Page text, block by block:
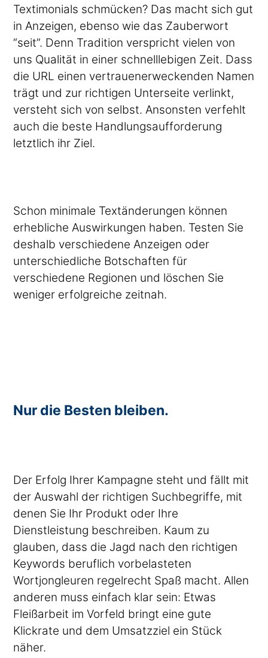
Textimonials schmücken? Das macht sich gut
in Anzeigen, ebenso wie das Zauberwort
“seit”. Denn Tradition verspricht vielen von
uns Qualität in einer schnelllebigen Zeit. Dass
die URL einen vertrauenerweckenden Namen
trägt und zur richtigen Unterseite verlinkt,
versteht sich von selbst. Ansonsten verfehlt
auch die beste Handlungsaufforderung
letztlich ihr Ziel.
Schon minimale Textänderungen können
erhebliche Auswirkungen haben. Testen Sie
deshalb verschiedene Anzeigen oder
unterschiedliche Botschaften für
verschiedene Regionen und löschen Sie
weniger erfolgreiche zeitnah.
Nur die Besten bleiben.
Der Erfolg Ihrer Kampagne steht und fällt mit
der Auswahl der richtigen Suchbegriffe, mit
denen Sie Ihr Produkt oder Ihre
Dienstleistung beschreiben. Kaum zu
glauben, dass die Jagd nach den richtigen
Keywords beruflich vorbelasteten
Wortjongleuren regelrecht Spaß macht. Allen
anderen muss einfach klar sein: Etwas
Fleißarbeit im Vorfeld bringt eine gute
Klickrate und dem Umsatzziel ein Stück
näher.